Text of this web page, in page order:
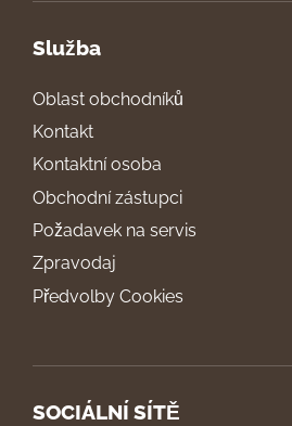
Služba
Oblast obchodníků
Kontakt
Kontaktní osoba
Obchodní zástupci
Požadavek na servis
Zpravodaj
Předvolby Cookies
SOCIÁLNÍ SÍTĚ